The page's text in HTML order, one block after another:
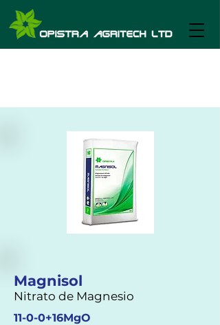
Magnisol
Nitrato de Magnesio
11-0-0+16MgO